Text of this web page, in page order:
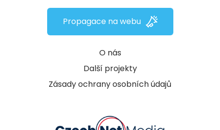
O nás
Další projekty
Zásady ochrany osobních údajů
Propagace na webu